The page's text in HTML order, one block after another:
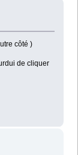
côté )
de cliquer